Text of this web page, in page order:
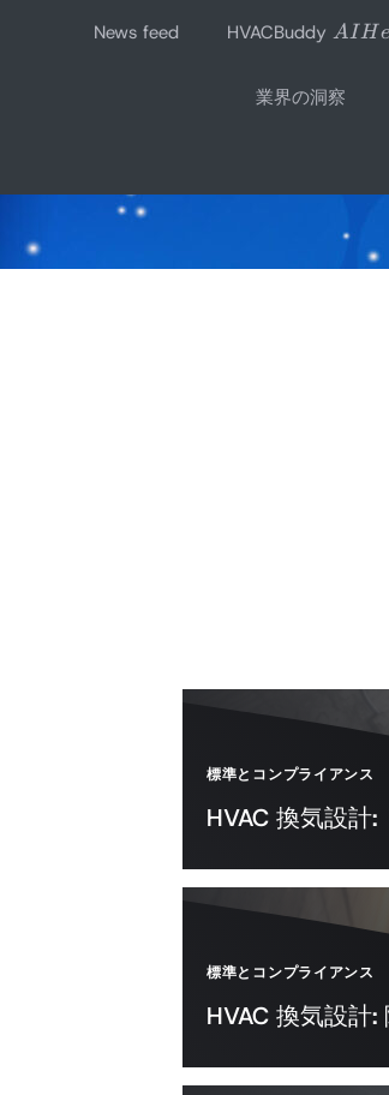
ッ
News feed HVACBuddy Help
AIHe
業界の洞察
標準とコンプライアンス
HVAC 換気設計
標準とコンプライアンス
HVAC 換気設計